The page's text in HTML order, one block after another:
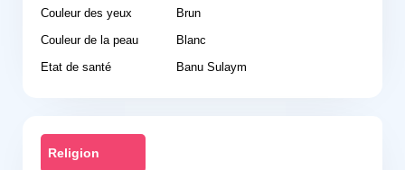
Couleur des yeux
Brun
Couleur de la peau
Blanc
Etat de santé
Banu Sulaym
Religion